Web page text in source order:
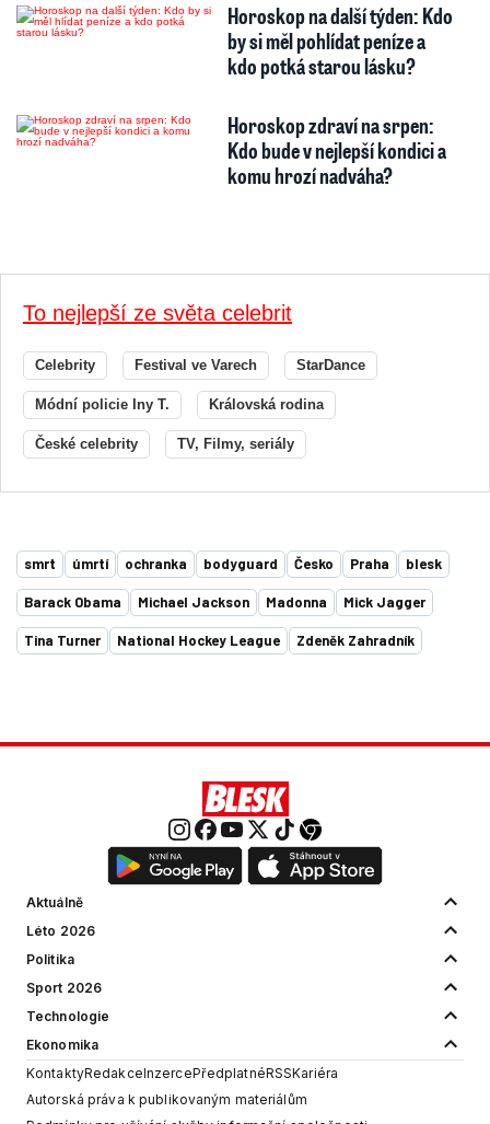
Horoskop na další týden: Kdo
by si měl pohlídat peníze a
kdo potká starou lásku?
Horoskop zdraví na srpen:
Kdo bude v nejlepší kondici a
komu hrozí nadváha?
To nejlepší ze světa celebrit
Celebrity Festival ve Varech StarDance
Módní policie Iny T. Královská rodina
České celebrity TV, Filmy, seriály
smrt úmrtí ochranka bodyguard Česko Praha blesk
Barack Obama Michael Jackson Madonna Mick Jagger
Tina Turner National Hockey League Zdeněk Zahradník
Aktuálně
Léto 2026
Politika
Sport 2026
Technologie
Ekonomika
KontaktyRedakceInzercePředplatnéRSSKariéra
Autorská práva k publikovaným materiálům